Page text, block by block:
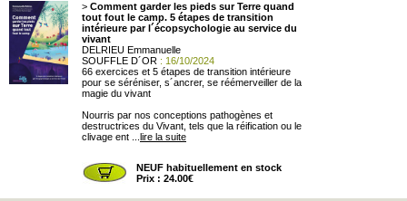
> Comment garder les pieds sur Terre quand
tout fout le camp. 5 étapes de transition
intérieure par l´écopsychologie au service du
vivant
DELRIEU Emmanuelle
SOUFFLE D´OR : 16/10/2024
66 exercices et 5 étapes de transition intérieure
pour se séréniser, s´ancrer, se réémerveiller de la
magie du vivant
Nourris par nos conceptions pathogènes et
destructrices du Vivant, tels que la réification ou le
clivage ent ... lire la suite
NEUF habituellement en stock
Prix : 24.00€